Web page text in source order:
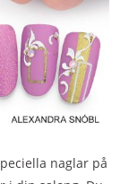
naglar på